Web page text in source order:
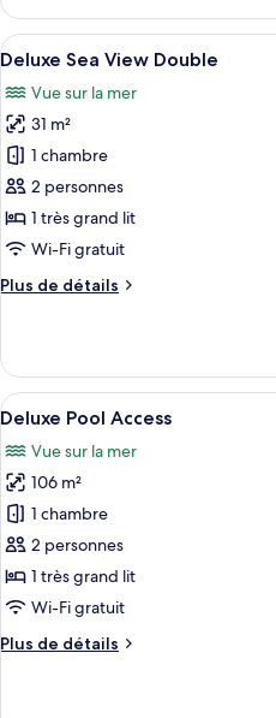
Twin
le
type
de
Deluxe
Sea
View
Twin
Afficher
toutes
les
photos
pour
ce
type
de
chambre :
Deluxe
Double
10
Deluxe Sea View Double
Vue sur la mer
31 m²
1 chambre
2 personnes
1 très grand lit
Wi-Fi gratuit
Plus de détails
Plus
le
type
de
Deluxe
Sea
View
Double
Afficher
toutes
les
photos
pour
ce
type
de
chambre :
Deluxe
18
Deluxe Pool Access
Vue sur la mer
106 m²
1 chambre
2 personnes
1 très grand lit
Wi-Fi gratuit
Plus de détails
Plus